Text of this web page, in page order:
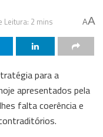
Leitura: 2 mins AA
para a
apresentados pela
falta coerência e